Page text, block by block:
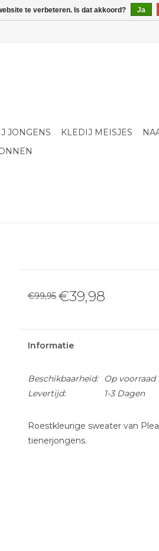
JONGENS KLEDIJ MEISJES
€99,95 €39,98
Informatie
Beschikbaarheid: Op voorraad
Levertijd:
1-3 Dagen
Roestkleurige sweater van
tienerjongens.
te verbeteren. Is dat akkoord? Ja